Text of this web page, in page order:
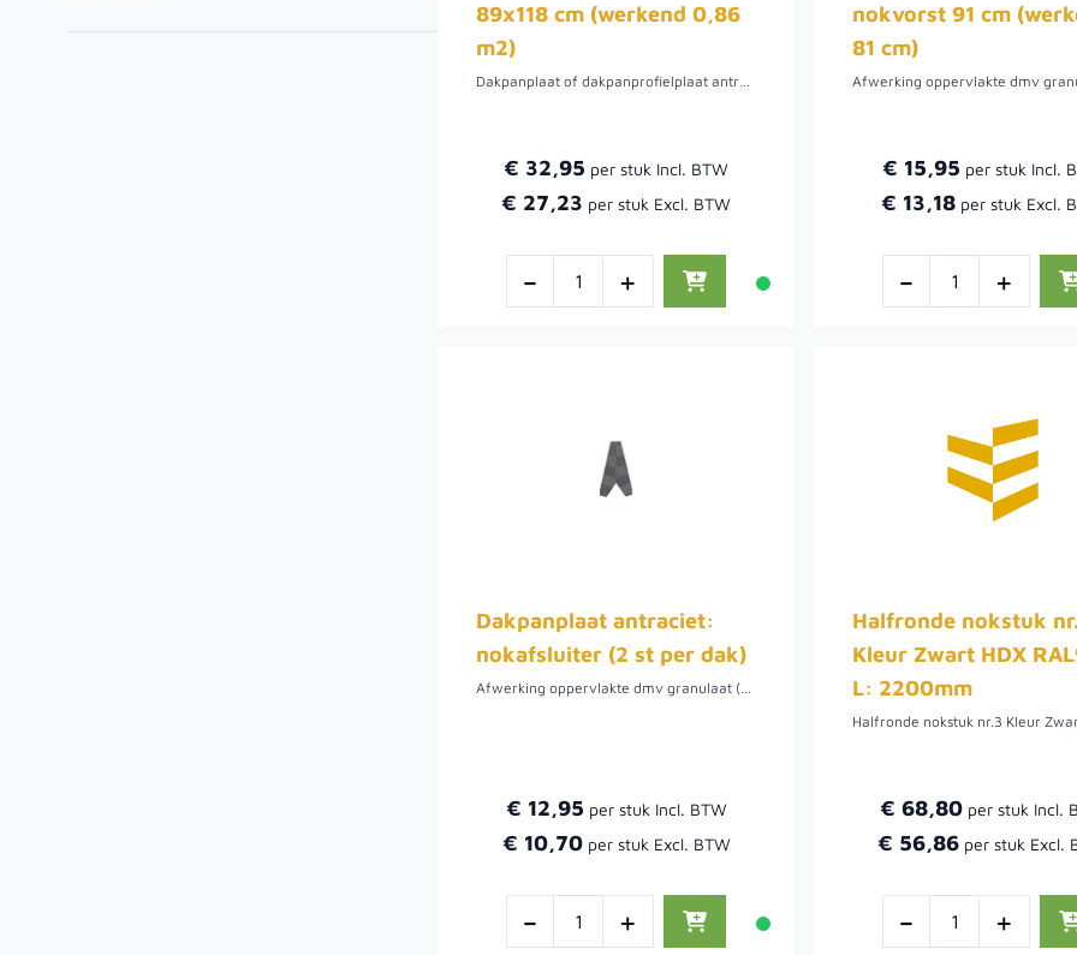
89x118 cm (werkend 0,86
m2)
Dakpanplaat of dakpanprofielplaat antraciet 890x1180 mm (werkend 0,86 m2)
€ 32,95
€ 27,23
- +
nokvorst 91 cm
81 cm)
€ 15,95
€ 13,18
- +
Dakpanplaat antraciet:
nokafsluiter (2 st per dak)
Afwerking oppervlakte dmv granulaat (dus niet glimmend). Metaal is bewerkt met een aluminium-zink coating. Zeer eenvoudig te leggen zonder knippen of zagen. Slechts 6 kg/m2. Advies: dakleer als onderlaag
€ 12,95
€ 10,70
- +
Halfronde nokstuk
Kleur Zwart HDX
L: 2200mm
€ 68,80
€ 56,86
- +